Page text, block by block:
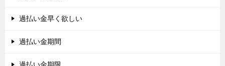
過払い金早く欲しい
過払い金期間